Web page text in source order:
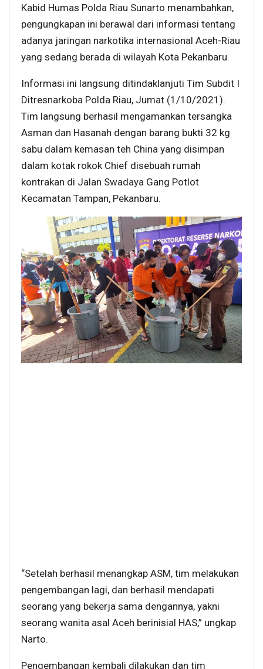
Kabid Humas Polda Riau Sunarto menambahkan,
pengungkapan ini berawal dari informasi tentang
adanya jaringan narkotika internasional Aceh-Riau
yang sedang berada di wilayah Kota Pekanbaru.
Informasi ini langsung ditindaklanjuti Tim Subdit I
Ditresnarkoba Polda Riau, Jumat (1/10/2021).
Tim langsung berhasil mengamankan tersangka
Asman dan Hasanah dengan barang bukti 32 kg
sabu dalam kemasan teh China yang disimpan
dalam kotak rokok Chief disebuah rumah
kontrakan di Jalan Swadaya Gang Potlot
Kecamatan Tampan, Pekanbaru.
“Setelah berhasil menangkap ASM, tim melakukan
pengembangan lagi, dan berhasil mendapati
seorang yang bekerja sama dengannya, yakni
seorang wanita asal Aceh berinisial HAS,” ungkap
Narto.
Pengembangan kembali dilakukan dan tim